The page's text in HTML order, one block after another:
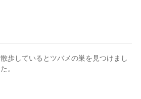
散歩しているとツバメの巣を見つけまし
た。